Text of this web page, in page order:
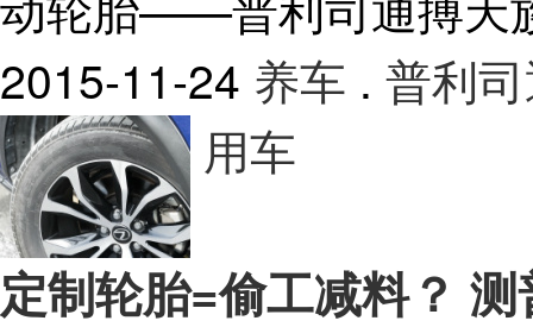
2015-11-24 养车 . 普利
用车
定制轮胎=偷工减料？